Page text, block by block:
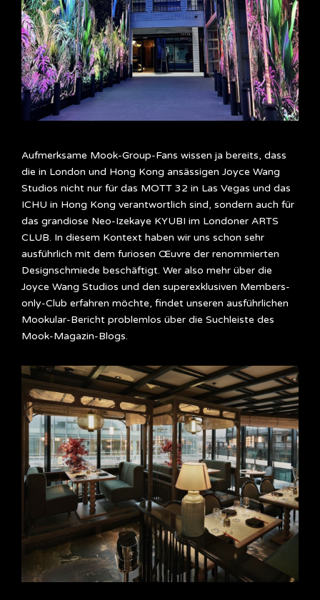
Aufmerksame Mook-Group-Fans wissen ja bereits, dass
die in London und Hong Kong ansässigen Joyce Wang
Studios nicht nur für das MOTT 32 in Las Vegas und das
ICHU in Hong Kong verantwortlich sind, sondern auch für
das grandiose Neo-Izekaye KYUBI im Londoner ARTS
CLUB. In diesem Kontext haben wir uns schon sehr
ausführlich mit dem furiosen Œuvre der renommierten
Designschmiede beschäftigt. Wer also mehr über die
Joyce Wang Studios und den superexklusiven Members-
only-Club erfahren möchte, findet unseren ausführlichen
Mookular-Bericht problemlos über die Suchleiste des
Mook-Magazin-Blogs.